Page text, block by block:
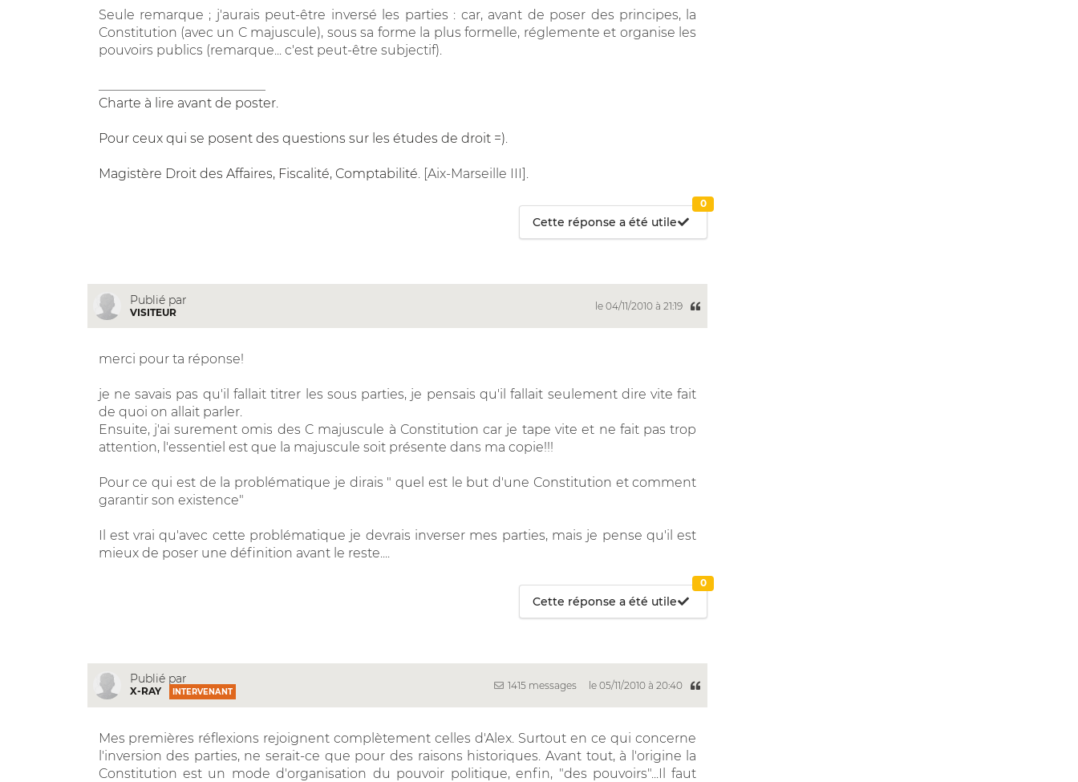
Seule remarque ; j'aurais peut-être inversé les parties : car, avant de poser des principes, la
Constitution (avec un C majuscule), sous sa forme la plus formelle, réglemente et organise les
pouvoirs publics (remarque... c'est peut-être subjectif).
Charte à lire avant de poster.
Pour ceux qui se posent des questions sur les études de droit =)
Magistère Droit des Affaires, Fiscalité, Comptabilité . [Aix-Marseille III].
Cette réponse a été utile
0
Publié par
VISITEUR
le 04/11/2010 à 21:19
merci pour ta réponse!
je ne savais pas qu'il fallait titrer les sous parties, je pensais qu'il fallait seulement dire vite fait
de quoi on allait parler.
Ensuite, j'ai surement omis des C majuscule à Constitution car je tape vite et ne fait pas trop
attention, l'essentiel est que la majuscule soit présente dans ma copie!!!
Pour ce qui est de la problématique je dirais " quel est le but d'une Constitution et comment
garantir son existence"
Il est vrai qu'avec cette problématique je devrais inverser mes parties, mais je pense qu'il est
mieux de poser une définition avant le reste....
Cette réponse a été utile
0
Publié par
X-RAY INTERVENANT
1415 messages le 05/11/2010 à 20:40
Mes premières réflexions rejoignent complètement celles d'Alex. Surtout en ce qui concerne
l'inversion des parties, ne serait-ce que pour des raisons historiques. Avant tout, à l'origine la
Constitution est un mode d'organisation du pouvoir politique, enfin, "des pouvoirs"...Il faut